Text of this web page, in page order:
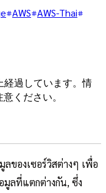
AWS AWS-Thai
経過しています。情
ください。
ลของเซอร์วิสต่างๆ เพื่อ
มูลที่แตกต่างกัน, ซึ่ง